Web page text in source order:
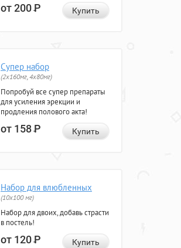
от 200Р Купить
Супер набор
(2х160мг, 4х80мг)
Попробуй все супер препараты
для усиления эрекции и
продления полового акта!
от 158Р Купить
Набор для влюбленных
(10х100 мг)
Набор для двоих, добавь страсти
в постель!
от 120Р Купить